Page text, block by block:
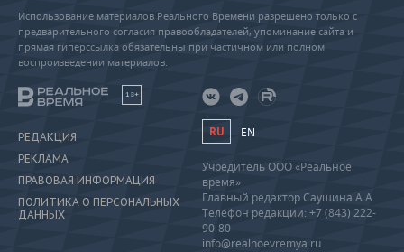
Использование материалов Реального Времени разрешено только с
предварительного согласия правообладателей, упоминание сайта и
прямая гиперссылка обязательны при частичном или полном
воспроизведении материалов.
18+
РЕДАКЦИЯ
РЕКЛАМА
ПРАВОВАЯ ИНФОРМАЦИЯ
ПОЛИТИКА О ПЕРСОНАЛЬНЫХ
ДАННЫХ
RU EN
Учредитель ООО «Реальное
время»
Главный редактор Саушина А.А.
Телефон редакции: +7 (843) 222-
90-80
info@realnoevremya.ru